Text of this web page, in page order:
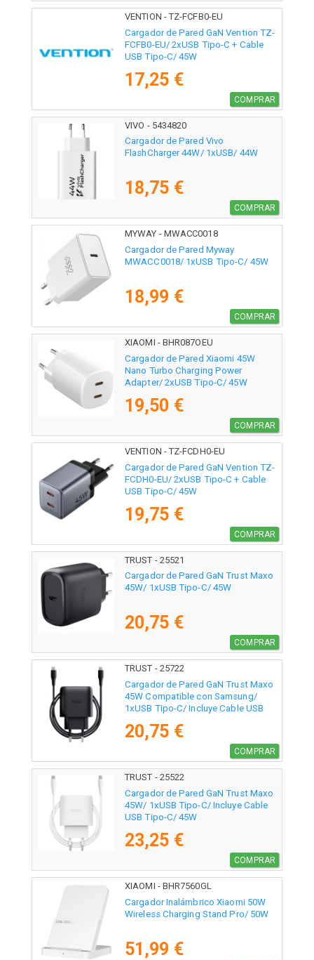
VENTION - TZ-FCFB0-EU
Cargador de Pared GaN Vention TZ-
FCFB0-EU/ 2xUSB Tipo-C + Cable
USB Tipo-C/ 45W
17,25 €
COMPRAR
VIVO - 5434820
Cargador de Pared Vivo
FlashCharger 44W/ 1xUSB/ 44W
18,75 €
COMPRAR
MYWAY - MWACC0018
Cargador de Pared Myway
MWACC0018/ 1xUSB Tipo-C/ 45W
18,99 €
COMPRAR
XIAOMI - BHR087OEU
Cargador de Pared Xiaomi 45W
Nano Turbo Charging Power
Adapter/ 2xUSB Tipo-C/ 45W
19,50 €
COMPRAR
VENTION - TZ-FCDH0-EU
Cargador de Pared GaN Vention TZ-
FCDH0-EU/ 2xUSB Tipo-C + Cable
USB Tipo-C/ 45W
19,75 €
COMPRAR
TRUST - 25521
Cargador de Pared GaN Trust Maxo
45W/ 1xUSB Tipo-C/ 45W
20,75 €
COMPRAR
TRUST - 25722
Cargador de Pared GaN Trust Maxo
45W Compatible con Samsung/
1xUSB Tipo-C/ Incluye Cable USB
20,75 €
COMPRAR
TRUST - 25522
Cargador de Pared GaN Trust Maxo
45W/ 1xUSB Tipo-C/ Incluye Cable
USB Tipo-C/ 45W
23,25 €
COMPRAR
XIAOMI - BHR7560GL
Cargador Inalámbrico Xiaomi 50W
Wireless Charging Stand Pro/ 50W
51,99 €